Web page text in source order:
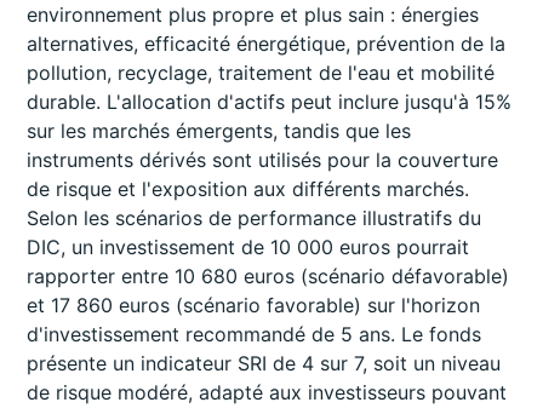
environnement plus propre et plus sain : énergies
alternatives, efficacité énergétique, prévention de la
pollution, recyclage, traitement de l'eau et mobilité
durable. L'allocation d'actifs peut inclure jusqu'à 15%
sur les marchés émergents, tandis que les
instruments dérivés sont utilisés pour la couverture
de risque et l'exposition aux différents marchés.
Selon les scénarios de performance illustratifs du
DIC, un investissement de 10 000 euros pourrait
rapporter entre 10 680 euros (scénario défavorable)
et 17 860 euros (scénario favorable) sur l'horizon
d'investissement recommandé de 5 ans. Le fonds
présente un indicateur SRI de 4 sur 7, soit un niveau
de risque modéré, adapté aux investisseurs pouvant